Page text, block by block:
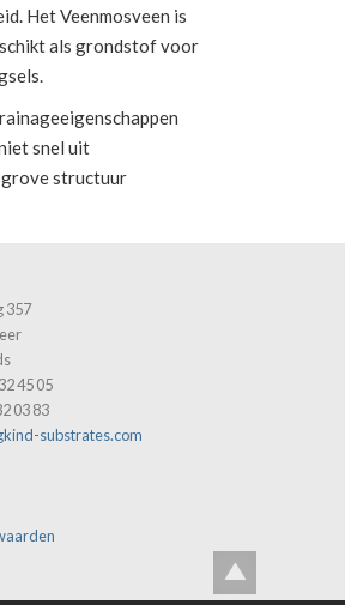
Het Veenmosveen is
als grondstof voor
snel uit
structuur
357
45 05
03 83
substrates.com